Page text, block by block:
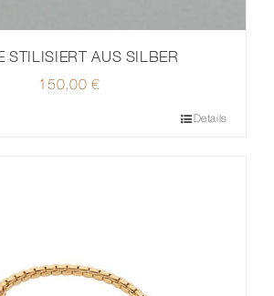
STILISIERT AUS SILBER
150,00 €
Details